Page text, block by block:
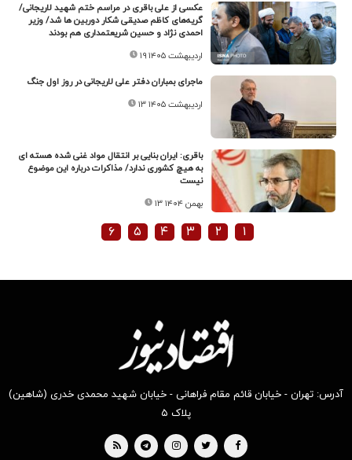
عکسی از علی باقری در مراسم ختم شهید لاریجانی/
گریه‌های کاظم صدیقی شکار دوربین ها شد/ وزیر
احمدی نژاد و حسین شریعتمداری هم بودند
۱۹ اردیبهشت ۱۴۰۵
ماجرای بمباران دفتر علی لاریجانی در روز اول جنگ
۱۳ اردیبهشت ۱۴۰۵
باقری: ایران بنایی بر انتقال مواد غنی شده هسته ای
به هیچ کشوری ندارد/ مذاکرات درباره این موضوع
نیست
۱۳ بهمن ۱۴۰۴
۱ ۲ ۳ ۴ ۵ ۶
آدرس: تهران - خیابان قائم مقام فراهانی - خیابان شهید محمدی خدری (شاهین)
پلاک ۵